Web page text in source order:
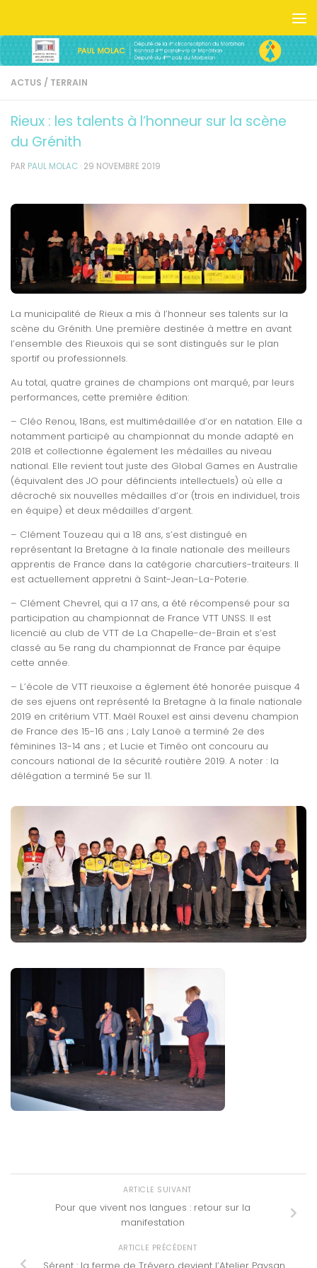
ACTUS / TERRAIN
Rieux : les talents à l’honneur sur la scène
du Grénith
PAR PAUL MOLAC · 29 NOVEMBRE 2019
La municipalité de Rieux a mis à l’honneur ses talents sur la
scène du Grénith. Une première destinée à mettre en avant
l’ensemble des Rieuxois qui se sont distingués sur le plan
sportif ou professionnels.
Au total, quatre graines de champions ont marqué, par leurs
performances, cette première édition:
– Cléo Renou, 18ans, est multimédaillée d’or en natation. Elle a
notamment participé au championnat du monde adapté en
2018 et collectionne également les médailles au niveau
national. Elle revient tout juste des Global Games en Australie
(équivalent des JO pour défincients intellectuels) où elle a
décroché six nouvelles médailles d’or (trois en individuel, trois
en équipe) et deux médailles d’argent.
– Clément Touzeau qui a 18 ans, s’est distingué en
représentant la Bretagne à la finale nationale des meilleurs
apprentis de France dans la catégorie charcutiers-traiteurs. Il
est actuellement appretni à Saint-Jean-La-Poterie.
– Clément Chevrel, qui a 17 ans, a été récompensé pour sa
participation au championnat de France VTT UNSS. Il est
licencié au club de VTT de La Chapelle-de-Brain et s’est
classé au 5e rang du championnat de France par équipe
cette année.
– L’école de VTT rieuxoise a églement été honorée puisque 4
de ses ejuens ont représenté la Bretagne à la finale nationale
2019 en critérium VTT. Maël Rouxel est ainsi devenu champion
de France des 15-16 ans ; Laly Lanoë a terminé 2e des
féminines 13-14 ans ; et Lucie et Timéo ont concouru au
concours national de la sécurité routière 2019. A noter : la
délégation a terminé 5e sur 11.
ARTICLE SUIVANT
Pour que vivent nos langues : retour sur la
manifestation
ARTICLE PRÉCÉDENT